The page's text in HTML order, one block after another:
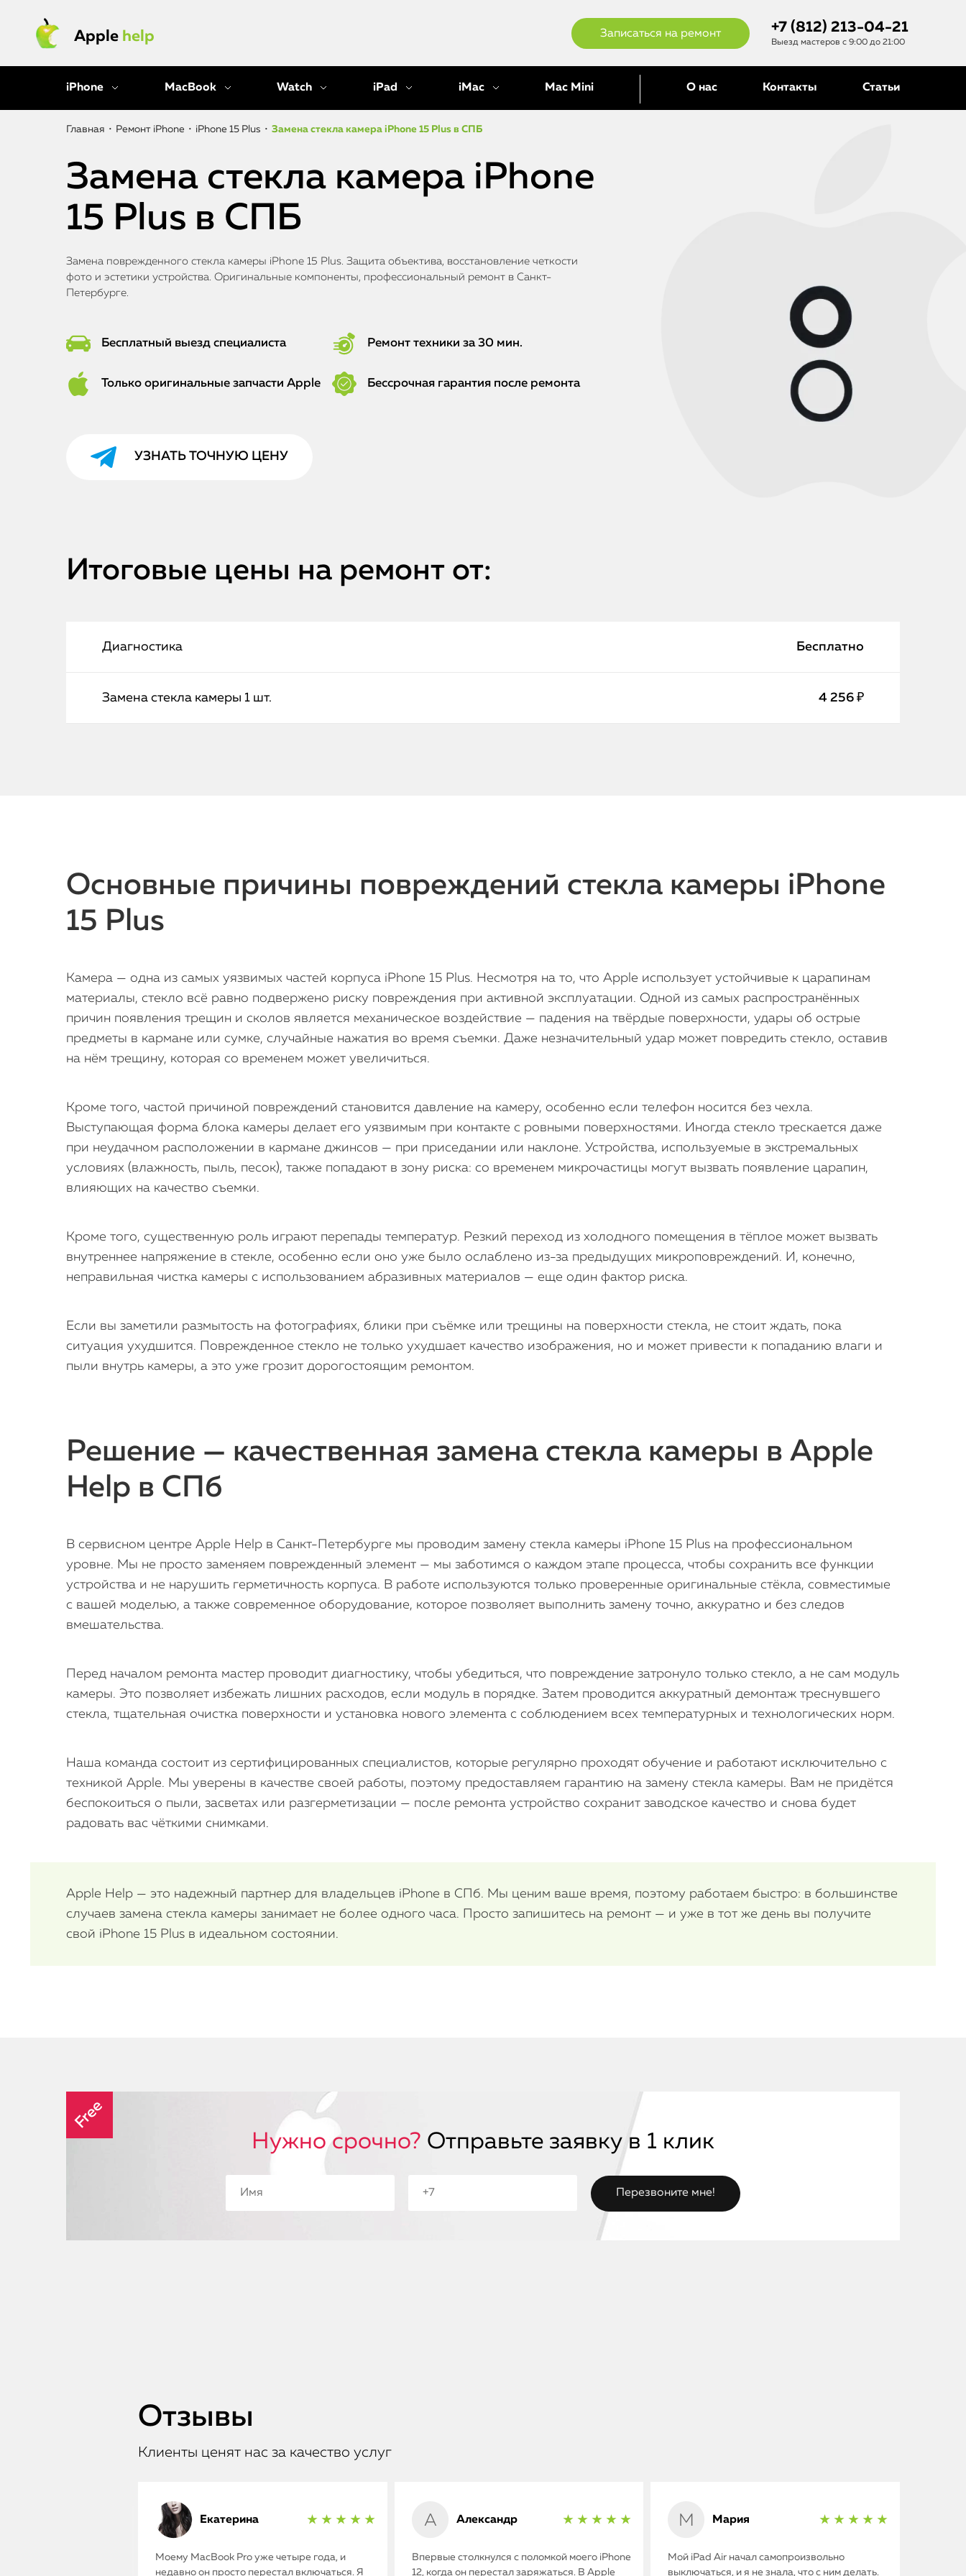
Watch
iPad
О нас
Статьи
Apple help Записаться на ремонт +7 (812) 213-04-21
Выезд мастеров с 9:00 до 21:00
iPhone MacBook Watch iPad iMac Mac Mini О нас Контакты Статьи
Главная • Ремонт iPhone • iPhone 15 Plus • Замена стекла камера iPhone 15 Plus в СПБ
Замена стекла камера iPhone
15 Plus в СПБ
Замена поврежденного стекла камеры iPhone 15 Plus. Защита объектива, восстановление четкости
фото и эстетики устройства. Оригинальные компоненты, профессиональный ремонт в Санкт-
Петербурге.
Бесплатный выезд специалиста Ремонт техники за 30 мин.
Только оригинальные запчасти Apple Бессрочная гарантия после ремонта
УЗНАТЬ ТОЧНУЮ ЦЕНУ
Итоговые цены на ремонт от:
Диагностика Бесплатно
Замена стекла камеры 1 шт. 4 256 ₽
Основные причины повреждений стекла камеры iPhone
15 Plus
Камера — одна из самых уязвимых частей корпуса iPhone 15 Plus. Несмотря на то, что Apple использует устойчивые к царапинам
материалы, стекло всё равно подвержено риску повреждения при активной эксплуатации. Одной из самых распространённых
причин появления трещин и сколов является механическое воздействие — падения на твёрдые поверхности, удары об острые
предметы в кармане или сумке, случайные нажатия во время съемки. Даже незначительный удар может повредить стекло, оставив
на нём трещину, которая со временем может увеличиться.
Кроме того, частой причиной повреждений становится давление на камеру, особенно если телефон носится без чехла.
Выступающая форма блока камеры делает его уязвимым при контакте с ровными поверхностями. Иногда стекло трескается даже
при неудачном расположении в кармане джинсов — при приседании или наклоне. Устройства, используемые в экстремальных
условиях (влажность, пыль, песок), также попадают в зону риска: со временем микрочастицы могут вызвать появление царапин,
влияющих на качество съемки.
Кроме того, существенную роль играют перепады температур. Резкий переход из холодного помещения в тёплое может вызвать
внутреннее напряжение в стекле, особенно если оно уже было ослаблено из-за предыдущих микроповреждений. И, конечно,
неправильная чистка камеры с использованием абразивных материалов — еще один фактор риска.
Если вы заметили размытость на фотографиях, блики при съёмке или трещины на поверхности стекла, не стоит ждать, пока
ситуация ухудшится. Поврежденное стекло не только ухудшает качество изображения, но и может привести к попаданию влаги и
пыли внутрь камеры, а это уже грозит дорогостоящим ремонтом.
Решение — качественная замена стекла камеры в Apple
Help в СПб
В сервисном центре Apple Help в Санкт-Петербурге мы проводим замену стекла камеры iPhone 15 Plus на профессиональном
уровне. Мы не просто заменяем поврежденный элемент — мы заботимся о каждом этапе процесса, чтобы сохранить все функции
устройства и не нарушить герметичность корпуса. В работе используются только проверенные оригинальные стёкла, совместимые
с вашей моделью, а также современное оборудование, которое позволяет выполнить замену точно, аккуратно и без следов
вмешательства.
Перед началом ремонта мастер проводит диагностику, чтобы убедиться, что повреждение затронуло только стекло, а не сам модуль
камеры. Это позволяет избежать лишних расходов, если модуль в порядке. Затем проводится аккуратный демонтаж треснувшего
стекла, тщательная очистка поверхности и установка нового элемента с соблюдением всех температурных и технологических норм.
Наша команда состоит из сертифицированных специалистов, которые регулярно проходят обучение и работают исключительно с
техникой Apple. Мы уверены в качестве своей работы, поэтому предоставляем гарантию на замену стекла камеры. Вам не придётся
беспокоиться о пыли, засветах или разгерметизации — после ремонта устройство сохранит заводское качество и снова будет
радовать вас чёткими снимками.
Apple Help — это надежный партнер для владельцев iPhone в СПб. Мы ценим ваше время, поэтому работаем быстро: в большинстве
случаев замена стекла камеры занимает не более одного часа. Просто запишитесь на ремонт — и уже в тот же день вы получите
свой iPhone 15 Plus в идеальном состоянии.
Free
Нужно срочно? Отправьте заявку в 1 клик
Отзывы
Клиенты ценят нас за качество услуг
Екатерина ★ ★ ★ ★ ★
Моему MacBook Pro уже четыре года, и
недавно он просто перестал включаться. Я
Александр ★ ★ ★ ★ ★
Впервые столкнулся с поломкой моего iPhone
12, когда он перестал заряжаться. В Apple
Мария ★ ★ ★ ★ ★
Мой iPad Air начал самопроизвольно
выключаться, и я не знала, что с ним делать.